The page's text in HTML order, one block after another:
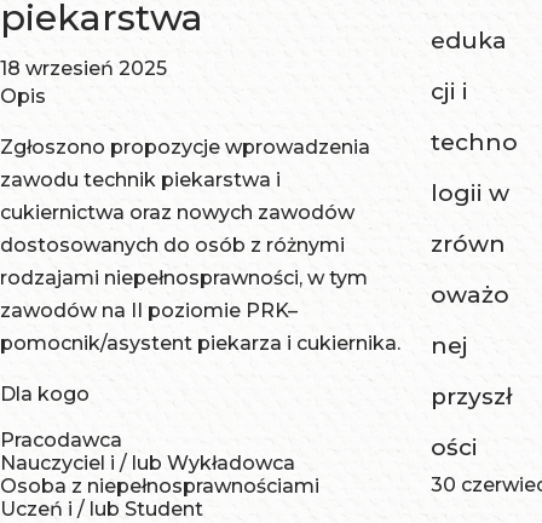
piekarstwa
18 wrzesień 2025
Opis
Zgłoszono propozycje wprowadzenia
zawodu technik piekarstwa i
cukiernictwa oraz nowych zawodów
dostosowanych do osób z różnymi
rodzajami niepełnosprawności, w tym
zawodów na II poziomie PRK–
pomocnik/asystent piekarza i cukiernika.
Dla kogo
Pracodawca
Nauczyciel i / lub Wykładowca
Osoba z niepełnosprawnościami
Uczeń i / lub Student
eduka
cji i
techno
logii w
zrówn
oważo
nej
przyszł
ości
30